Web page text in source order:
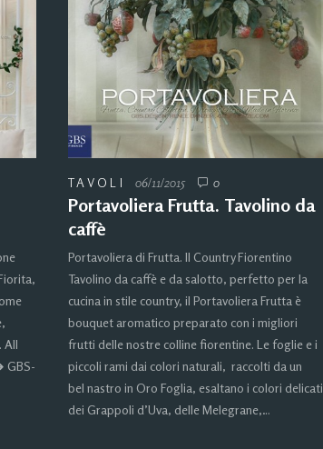
All
GBS-
TAVOLI 06/11/2015 0
Portavoliera Frutta. Tavolino da
caffè
Portavoliera di Frutta. Il Country Fiorentino
Tavolino da caffè e da salotto, perfetto per la
cucina in stile country, il Portavoliera Frutta è
bouquet aromatico preparato con i migliori
frutti delle nostre colline fiorentine. Le foglie e i
piccoli rami dai colori naturali, raccolti da un
bel nastro in Oro Foglia, esaltano i colori delicati
dei Grappoli d’Uva, delle Melegrane,…